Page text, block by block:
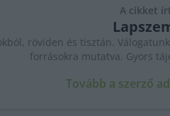
A cikket
röviden és tisztán.
forrásokra mutatva. Gyors
Tovább a szerző